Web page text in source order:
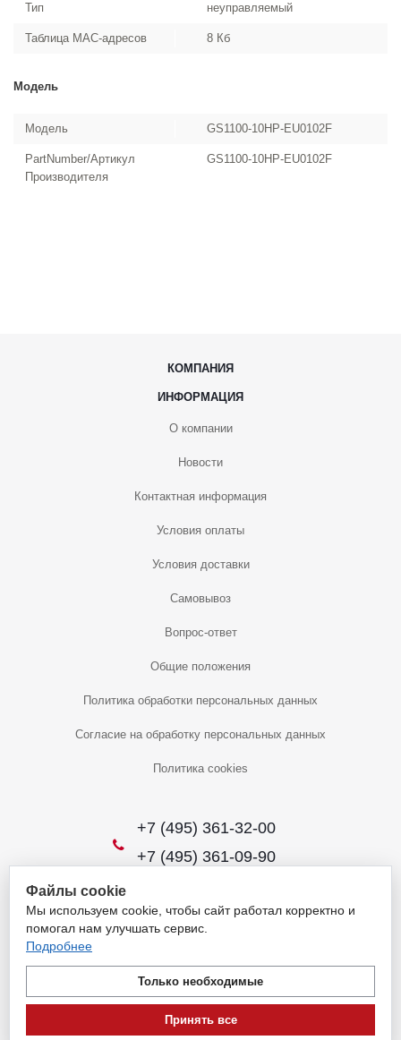
Тип неуправляемый
Таблица MAC-адресов 8 Кб
Модель
Модель GS1100-10HP-EU0102F
PartNumber/Артикул
Производителя
GS1100-10HP-EU0102F
КОМПАНИЯ
ИНФОРМАЦИЯ
О компании
Новости
Контактная информация
Условия оплаты
Условия доставки
Самовывоз
Вопрос-ответ
Общие положения
Политика обработки персональных данных
Согласие на обработку персональных данных
Политика cookies
+7 (495) 361-32-00
+7 (495) 361-09-90
2026 © Уникальный интернет-магазин
Обращаем ваше внимание на то, что данный интернет-сайт носит
не является публичной офертой, определяемой положениями
пункта 1 статьи 437 Гражданского кодекса Российской Федерации.
Для получения подробной информации о наличии и стоимости
указанных товаров и (или) услуг, пожалуйста, обращайтесь на
Файлы cookie
Мы используем cookie, чтобы сайт работал корректно и
помогал нам улучшать сервис.
Подробнее
Только необходимые
Принять все